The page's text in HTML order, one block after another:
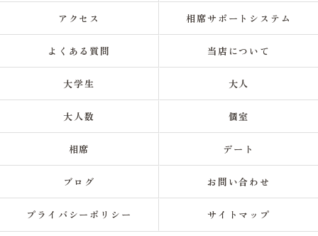
アクセス 相席サポートシステム
よくある質問 当店について
大学生 大人
大人数 個室
相席 デート
ブログ お問い合わせ
プライバシーポリシー サイトマップ